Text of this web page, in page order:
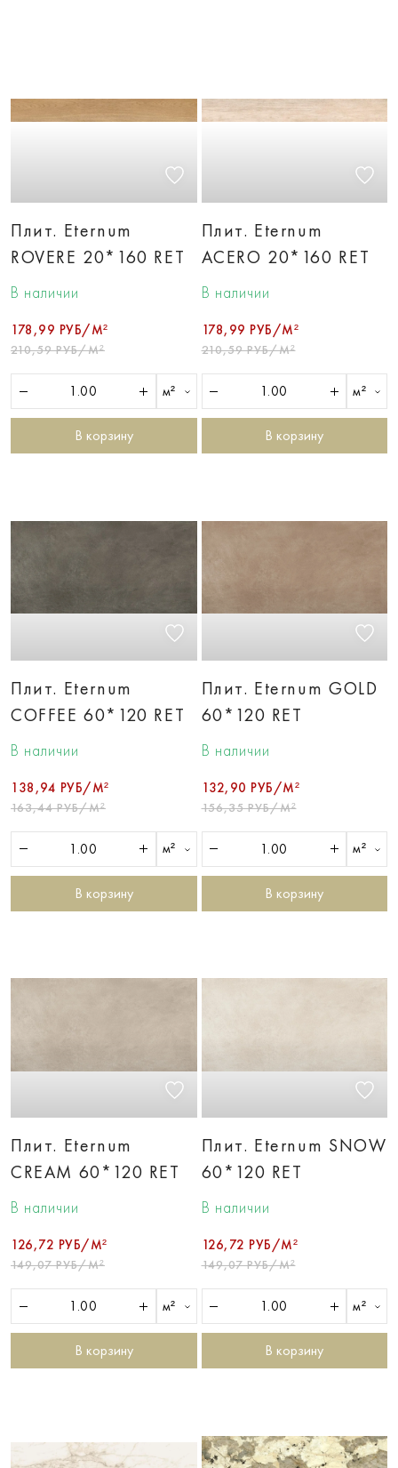
Плит. Eternum
ROVERE 20*160 RET
В наличии
178,99 РУБ/М²
210,59 РУБ/М²
м²
В корзину
Плит. Eternum
ACERO 20*160 RET
В наличии
178,99 РУБ/М²
210,59 РУБ/М²
м²
В корзину
Плит. Eternum
COFFEE 60*120 RET
В наличии
138,94 РУБ/М²
163,44 РУБ/М²
м²
В корзину
Плит. Eternum GOLD
60*120 RET
В наличии
132,90 РУБ/М²
156,35 РУБ/М²
м²
В корзину
Плит. Eternum
CREAM 60*120 RET
В наличии
126,72 РУБ/М²
149,07 РУБ/М²
м²
В корзину
Плит. Eternum SNOW
60*120 RET
В наличии
126,72 РУБ/М²
149,07 РУБ/М²
м²
В корзину